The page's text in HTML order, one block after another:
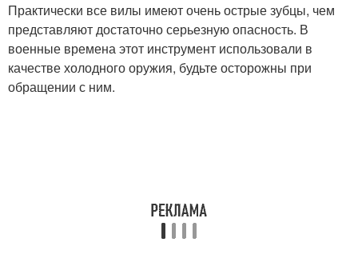
Практически все вилы имеют очень острые зубцы, чем
представляют достаточно серьезную опасность. В
военные времена этот инструмент использовали в
качестве холодного оружия, будьте осторожны при
обращении с ним.